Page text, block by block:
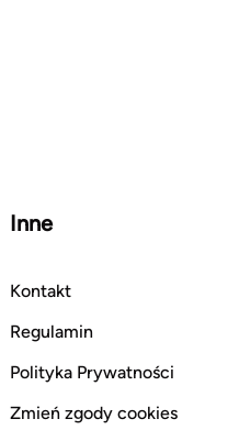
Inne
Kontakt
Regulamin
Polityka Prywatności
Zmień zgody cookies